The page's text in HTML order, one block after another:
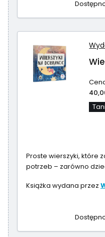
Proste wierszyki, które
potrzeb – zarówno
Książka wydana przez